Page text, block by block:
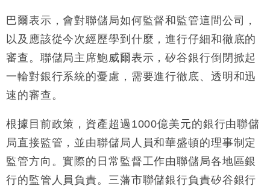
損失近6900萬元
16:05
財經｜日經失守6.5萬點後回穩 全周仍升近2%
15:47
財經｜恒隆10月換帥 玩具「反」斗城亞洲CEO蔡德
粦接任
15:11
財經｜韓股反覆波動收跌 連挫7周創逾3年最長跌勢
13:44
財經｜內地7月美元計價出口增近24%勝預期 貿易順
差達1125億美元
12:44
財經｜日本春季三度入市撐日圓 4月單日斥6.28萬億
巴爾表示，會對聯儲局如何監督和監管這間公司，
以及應該從今次經歷學到什麼，進行仔細和徹底的
審查。聯儲局主席鮑威爾表示，矽谷銀行倒閉掀起
一輪對銀行系統的憂慮，需要進行徹底、透明和迅
速的審查。
根據目前政策，資產超過1000億美元的銀行由聯儲
局直接監管，並由聯儲局人員和華盛頓的理事制定
監管方向。實際的日常監督工作由聯儲局各地區銀
行的監管人員負責。三藩市聯儲銀行負責矽谷銀行